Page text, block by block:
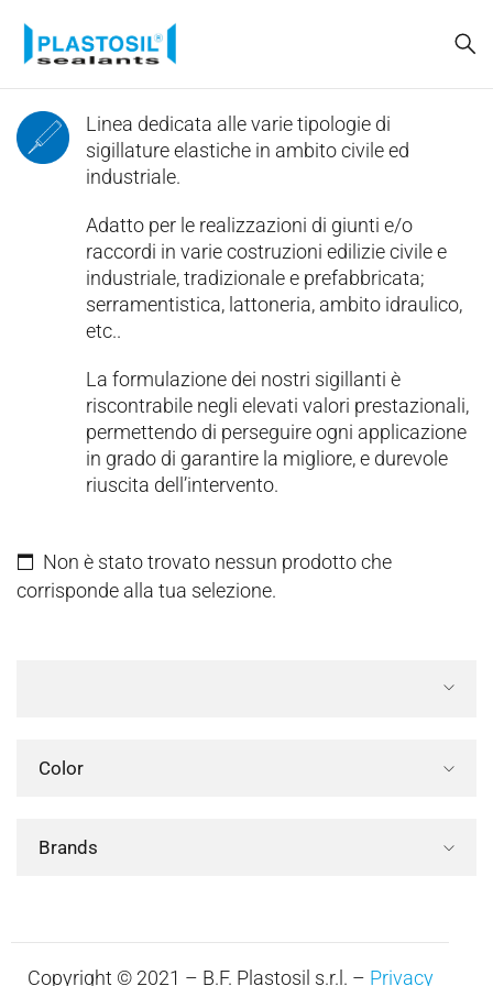
Linea dedicata alle varie tipologie di
sigillature elastiche in ambito civile ed
industriale.
Adatto per le realizzazioni di giunti e/o
raccordi in varie costruzioni edilizie civile e
industriale, tradizionale e prefabbricata;
serramentistica, lattoneria, ambito idraulico,
etc..
La formulazione dei nostri sigillanti è
riscontrabile negli elevati valori prestazionali,
permettendo di perseguire ogni applicazione
in grado di garantire la migliore, e durevole
riuscita dell’intervento.
Non è stato trovato nessun prodotto che
corrisponde alla tua selezione.
Color
Brands
Copyright © 2021 – B.F. Plastosil s.r.l. – Privacy